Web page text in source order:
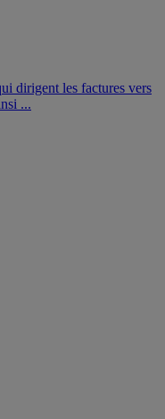
dirigent les factures vers
...